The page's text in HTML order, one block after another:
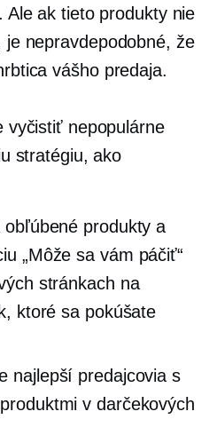
Ale ak tieto produkty nie
nepravdepodobné, že
vášho predaja.
vyčistiť nepopulárne
stratégiu, ako
produkty a
„Môže sa vám páčiť“
stránkach na
ktoré sa pokúšate
najlepší predajcovia s
v darčekových